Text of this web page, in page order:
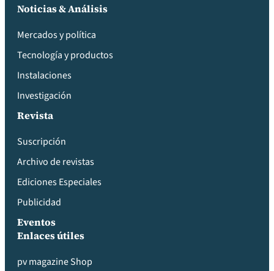
Noticias & Análisis
Mercados y política
Tecnología y productos
Instalaciones
Investigación
Revista
Suscripción
Archivo de revistas
Ediciones Especiales
Publicidad
Eventos
Enlaces útiles
pv magazine Shop